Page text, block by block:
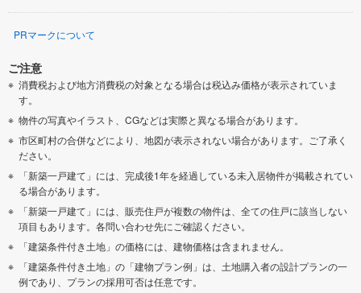
PRマークについて
ご注意
消費税および地方消費税の対象となる場合は税込み価格が表示されていま
す。
物件の写真やイラスト、CGなどは実際と異なる場合があります。
市区町村の合併などにより、地図が表示されない場合があります。ご了承く
ださい。
「新築一戸建て」には、完成後1年を経過している未入居物件が掲載されてい
る場合があります。
「新築一戸建て」には、販売住戸が複数の物件は、全ての住戸に該当しない
項目もあります。各問い合わせ先にご確認ください。
「建築条件付き土地」の価格には、建物価格は含まれません。
「建築条件付き土地」の「建物プラン例」は、土地購入者の設計プランの一
例であり、プランの採用可否は任意です。